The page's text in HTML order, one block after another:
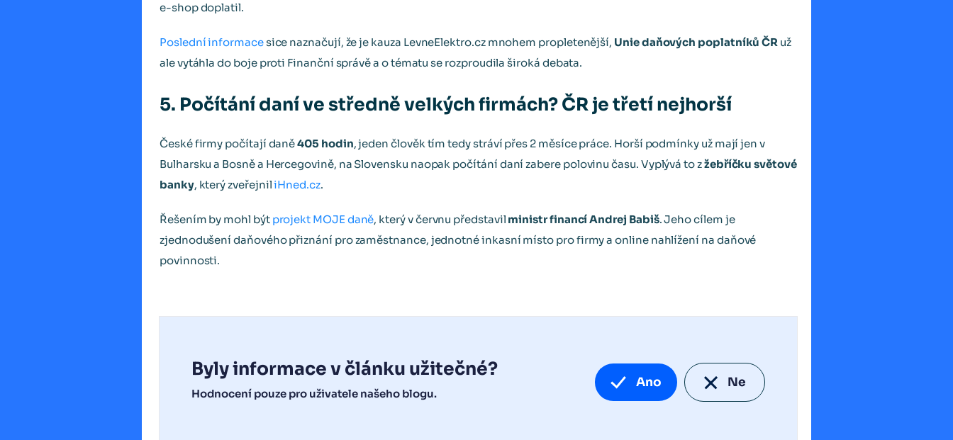
e-shop doplatil.
Poslední informacesice naznačují, že je kauza LevneElektro.cz mnohem propletenější, Unie daňových poplatníků ČR už
ale vytáhla do boje proti Finanční správě a o tématu se rozproudila široká debata.
5. Počítání daní ve středně velkých firmách? ČR je třetí nejhorší
České firmy počítají daně405 hodin, jeden člověk tím tedy stráví přes 2 měsíce práce. Horší podmínky už mají jen v
Bulharsku a Bosně a Hercegovině, na Slovensku naopak počítání daní zabere polovinu času. Vyplývá to zžebříčku světové
banky, který zveřejniliHned.cz.
Řešením by mohl být projekt MOJE daně, který v červnu představil ministr financí Andrej Babiš. Jeho cílem je
zjednodušení daňového přiznání pro zaměstnance, jednotné inkasní místo pro firmy a online nahlížení na daňové
povinnosti.
Byly informace v článku užitečné?
Hodnocení pouze pro uživatele našeho blogu.
Ano Ne